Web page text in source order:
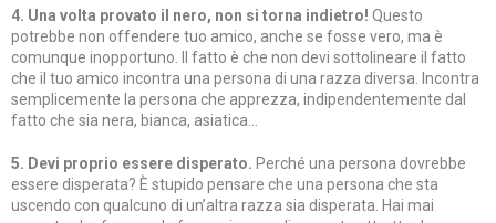
4. Una volta provato il nero, non si torna indietro! Questo
potrebbe non offendere tuo amico, anche se fosse vero, ma è
comunque inopportuno. Il fatto è che non devi sottolineare il fatto
che il tuo amico incontra una persona di una razza diversa. Incontra
semplicemente la persona che apprezza, indipendentemente dal
fatto che sia nera, bianca, asiatica…
5. Devi proprio essere disperato. Perché una persona dovrebbe
essere disperata? È stupido pensare che una persona che sta
uscendo con qualcuno di un’altra razza sia disperata. Hai mai